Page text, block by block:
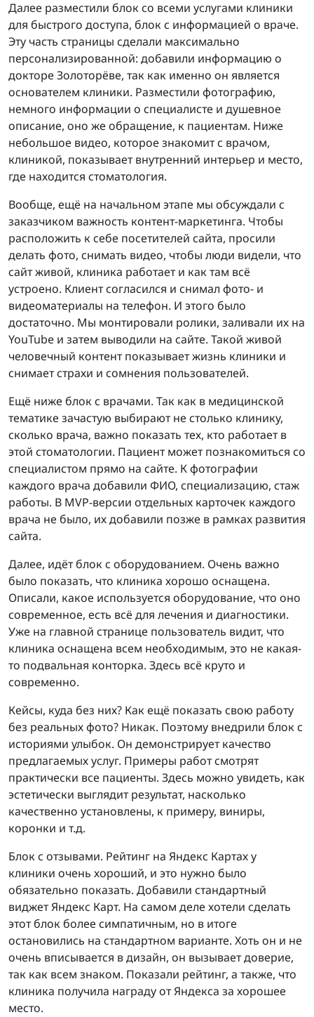
Далее разместили блок со всеми услугами клиники
для быстрого доступа, блок с информацией о враче.
Эту часть страницы сделали максимально
персонализированной: добавили информацию о
докторе Золоторёве, так как именно он является
основателем клиники. Разместили фотографию,
немного информации о специалисте и душевное
описание, оно же обращение, к пациентам. Ниже
небольшое видео, которое знакомит с врачом,
клиникой, показывает внутренний интерьер и место,
где находится стоматология.
Вообще, ещё на начальном этапе мы обсуждали с
заказчиком важность контент-маркетинга. Чтобы
расположить к себе посетителей сайта, просили
делать фото, снимать видео, чтобы люди видели, что
сайт живой, клиника работает и как там всё
устроено. Клиент согласился и снимал фото- и
видеоматериалы на телефон. И этого было
достаточно. Мы монтировали ролики, заливали их на
YouTube и затем выводили на сайте. Такой живой
человечный контент показывает жизнь клиники и
снимает страхи и сомнения пользователей.
Ещё ниже блок с врачами. Так как в медицинской
тематике зачастую выбирают не столько клинику,
сколько врача, важно показать тех, кто работает в
этой стоматологии. Пациент может познакомиться со
специалистом прямо на сайте. К фотографии
каждого врача добавили ФИО, специализацию, стаж
работы. В MVP-версии отдельных карточек каждого
врача не было, их добавили позже в рамках развития
сайта.
Далее, идёт блок с оборудованием. Очень важно
было показать, что клиника хорошо оснащена.
Описали, какое используется оборудование, что оно
современное, есть всё для лечения и диагностики.
Уже на главной странице пользователь видит, что
клиника оснащена всем необходимым, это не какая-
то подвальная конторка. Здесь всё круто и
современно.
Кейсы, куда без них? Как ещё показать свою работу
без реальных фото? Никак. Поэтому внедрили блок с
историями улыбок. Он демонстрирует качество
предлагаемых услуг. Примеры работ смотрят
практически все пациенты. Здесь можно увидеть, как
эстетически выглядит результат, насколько
качественно установлены, к примеру, виниры,
коронки и т.д.
Блок с отзывами. Рейтинг на Яндекс Картах у
клиники очень хороший, и это нужно было
обязательно показать. Добавили стандартный
виджет Яндекс Карт. На самом деле хотели сделать
этот блок более симпатичным, но в итоге
остановились на стандартном варианте. Хоть он и не
очень вписывается в дизайн, он вызывает доверие,
так как всем знаком. Показали рейтинг, а также, что
клиника получила награду от Яндекса за хорошее
место.